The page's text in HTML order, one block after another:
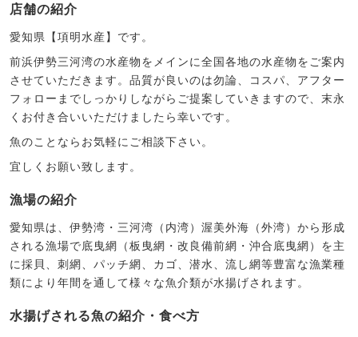
店舗の紹介
愛知県【項明水産】です。
前浜伊勢三河湾の水産物をメインに全国各地の水産物をご案内
させていただきます。品質が良いのは勿論、コスパ、アフター
フォローまでしっかりしながらご提案していきますので、末永
くお付き合いいただけましたら幸いです。
魚のことならお気軽にご相談下さい。
宜しくお願い致します。
漁場の紹介
愛知県は、伊勢湾・三河湾（内湾）渥美外海（外湾）から形成
される漁場で底曳網（板曳網・改良備前網・沖合底曳網）を主
に採貝、刺網、パッチ網、カゴ、潜水、流し網等豊富な漁業種
類により年間を通して様々な魚介類が水揚げされます。
水揚げされる魚の紹介・食べ方